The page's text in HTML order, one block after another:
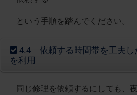
という手順を踏んでください。
4.4 依頼する時間帯を工夫し
を利用
同じ修理を依頼するにしても、